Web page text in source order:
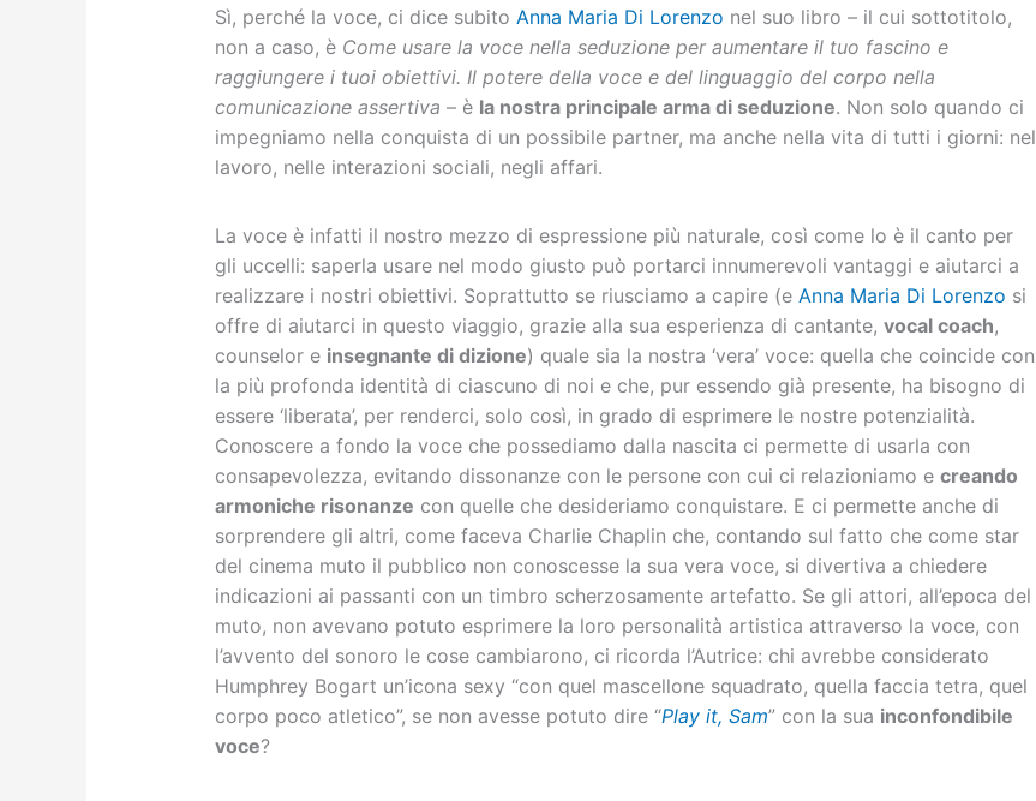
Sì, perché la voce, ci dice subito Anna Maria Di Lorenzo nel suo libro – il cui sottotitolo,
non a caso, è Come usare la voce nella seduzione per aumentare il tuo fascino e
raggiungere i tuoi obiettivi. Il potere della voce e del linguaggio del corpo nella
comunicazione assertiva – è la nostra principale arma di seduzione. Non solo quando ci
impegniamo nella conquista di un possibile partner, ma anche nella vita di tutti i giorni: nel
lavoro, nelle interazioni sociali, negli affari.
La voce è infatti il nostro mezzo di espressione più naturale, così come lo è il canto per
gli uccelli: saperla usare nel modo giusto può portarci innumerevoli vantaggi e aiutarci a
realizzare i nostri obiettivi. Soprattutto se riusciamo a capire (e Anna Maria Di Lorenzo si
offre di aiutarci in questo viaggio, grazie alla sua esperienza di cantante, vocal coach,
counselor e insegnante di dizione) quale sia la nostra ‘vera’ voce: quella che coincide con
la più profonda identità di ciascuno di noi e che, pur essendo già presente, ha bisogno di
essere ‘liberata’, per renderci, solo così, in grado di esprimere le nostre potenzialità.
Conoscere a fondo la voce che possediamo dalla nascita ci permette di usarla con
consapevolezza, evitando dissonanze con le persone con cui ci relazioniamo e creando
armoniche risonanze con quelle che desideriamo conquistare. E ci permette anche di
sorprendere gli altri, come faceva Charlie Chaplin che, contando sul fatto che come star
del cinema muto il pubblico non conoscesse la sua vera voce, si divertiva a chiedere
indicazioni ai passanti con un timbro scherzosamente artefatto. Se gli attori, all’epoca del
muto, non avevano potuto esprimere la loro personalità artistica attraverso la voce, con
l’avvento del sonoro le cose cambiarono, ci ricorda l’Autrice: chi avrebbe considerato
Humphrey Bogart un’icona sexy “con quel mascellone squadrato, quella faccia tetra, quel
corpo poco atletico”, se non avesse potuto dire “Play it, Sam” con la sua inconfondibile
voce?